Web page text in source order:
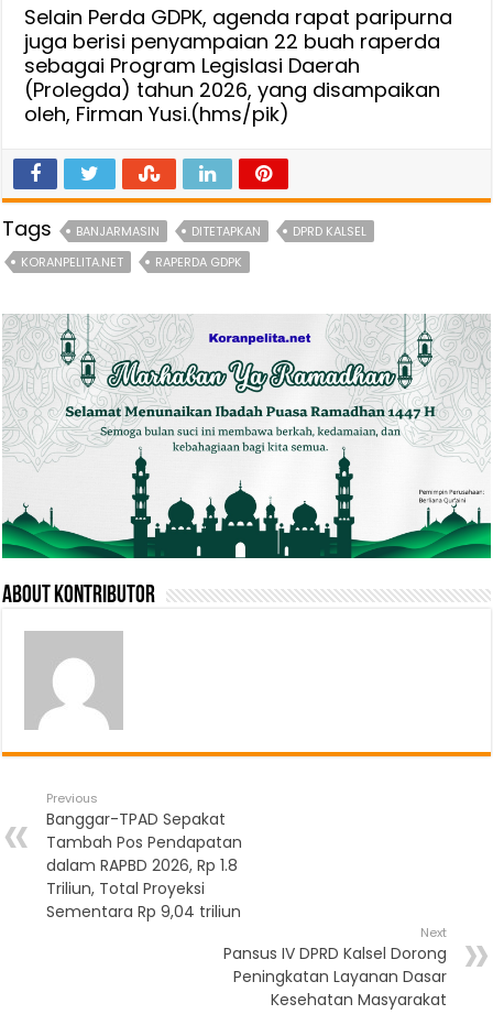
Selain Perda GDPK, agenda rapat paripurna
juga berisi penyampaian 22 buah raperda
sebagai Program Legislasi Daerah
(Prolegda) tahun 2026, yang disampaikan
oleh, Firman Yusi.(hms/pik)
Tags BANJARMASIN DITETAPKAN
DPRD KALSEL
KORANPELITA.NET
RAPERDA GDPK
About Kontributor
Previous
Banggar-TPAD Sepakat
Tambah Pos Pendapatan
dalam RAPBD 2026, Rp 1.8
Triliun, Total Proyeksi
Sementara Rp 9,04 triliun
Next
Pansus IV DPRD Kalsel Dorong
Peningkatan Layanan Dasar
Kesehatan Masyarakat